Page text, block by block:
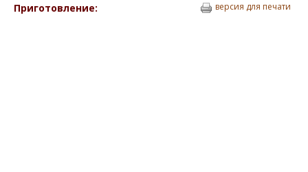
Приготовление: версия для печати